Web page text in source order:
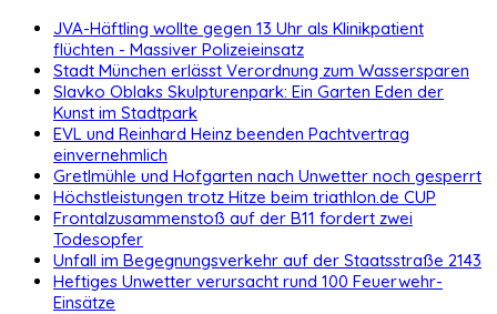
JVA-Häftling wollte gegen 13 Uhr als Klinikpatient
flüchten - Massiver Polizeieinsatz
Stadt München erlässt Verordnung zum Wassersparen
Slavko Oblaks Skulpturenpark: Ein Garten Eden der
Kunst im Stadtpark
EVL und Reinhard Heinz beenden Pachtvertrag
einvernehmlich
Gretlmühle und Hofgarten nach Unwetter noch gesperrt
Höchstleistungen trotz Hitze beim triathlon.de CUP
Frontalzusammenstoß auf der B11 fordert zwei
Todesopfer
Unfall im Begegnungsverkehr auf der Staatsstraße 2143
Heftiges Unwetter verursacht rund 100 Feuerwehr-
Einsätze